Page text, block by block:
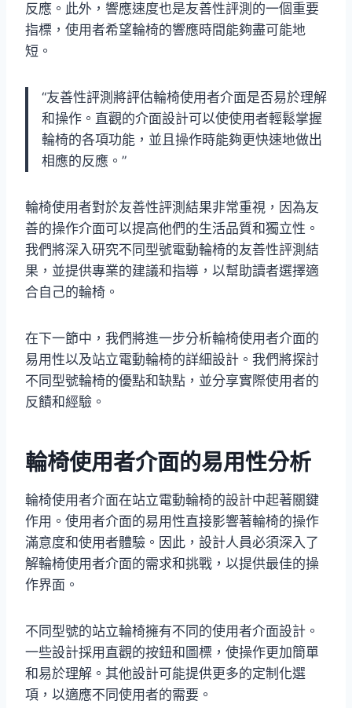
反應。此外，響應速度也是友善性評測的一個重要
指標，使用者希望輪椅的響應時間能夠盡可能地
短。
“友善性評測將評估輪椅使用者介面是否易於理解
和操作。直觀的介面設計可以使使用者輕鬆掌握
輪椅的各項功能，並且操作時能夠更快速地做出
相應的反應。”
輪椅使用者對於友善性評測結果非常重視，因為友
善的操作介面可以提高他們的生活品質和獨立性。
我們將深入研究不同型號電動輪椅的友善性評測結
果，並提供專業的建議和指導，以幫助讀者選擇適
合自己的輪椅。
在下一節中，我們將進一步分析輪椅使用者介面的
易用性以及站立電動輪椅的詳細設計。我們將探討
不同型號輪椅的優點和缺點，並分享實際使用者的
反饋和經驗。
輪椅使用者介面的易用性分析
輪椅使用者介面在站立電動輪椅的設計中起著關鍵
作用。使用者介面的易用性直接影響著輪椅的操作
滿意度和使用者體驗。因此，設計人員必須深入了
解輪椅使用者介面的需求和挑戰，以提供最佳的操
作界面。
不同型號的站立輪椅擁有不同的使用者介面設計。
一些設計採用直觀的按鈕和圖標，使操作更加簡單
和易於理解。其他設計可能提供更多的定制化選
項，以適應不同使用者的需要。